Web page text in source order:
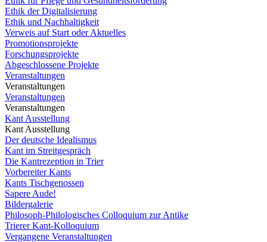
Ethik der Digitalisierung
Ethik und Nachhaltigkeit
Verweis auf Start oder Aktuelles
Promotionsprojekte
Forschungsprojekte
Abgeschlossene Projekte
Veranstaltungen
Veranstaltungen
Veranstaltungen
Veranstaltungen
Kant Ausstellung
Kant Ausstellung
Der deutsche Idealismus
Kant im Streitgespräch
Die Kantrezeption in Trier
Vorbereiter Kants
Kants Tischgenossen
Sapere Aude!
Bildergalerie
Philosoph-Philologisches Colloquium zur Antike
Trierer Kant-Kolloquium
Vergangene Veranstaltungen